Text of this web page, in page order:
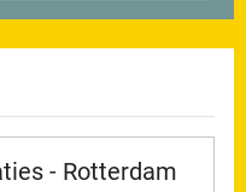
- Rotterdam